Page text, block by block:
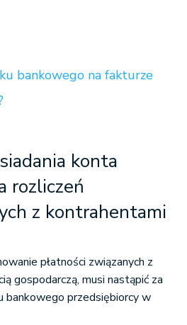
bankowego na fakturze
konta
rozliczeń
z kontrahentami
płatności związanych z
gospodarczą, musi nastąpić za
bankowego przedsiębiorcy w